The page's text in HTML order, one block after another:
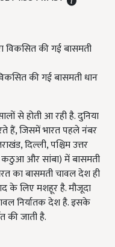
की गई बासमती धान
से होती आ रही है. दुन‍िया
हैं, ज‍िसमें भारत पहले नंबर
दिल्ली, पश्चिम उत्तर
और सांबा) में बासमती
का बासमती चावल देश ही
के लिए मशहूर है. मौजूदा
निर्यातक देश है. इसके
की जाती है.